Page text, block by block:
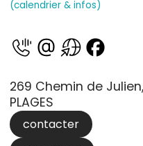
(calendrier & infos)
269 Chemin de Julien,
PLAGES
contacter